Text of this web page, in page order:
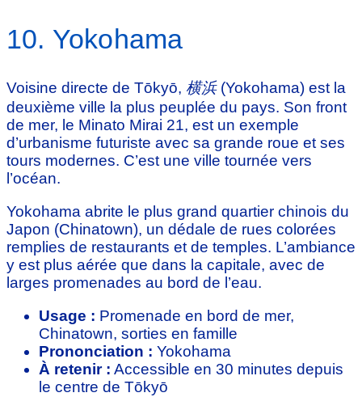
10. Yokohama
Voisine directe de Tōkyō, 横浜(Yokohama) est la
deuxième ville la plus peuplée du pays. Son front
de mer, le Minato Mirai 21, est un exemple
d’urbanisme futuriste avec sa grande roue et ses
tours modernes. C’est une ville tournée vers
l’océan.
Yokohama abrite le plus grand quartier chinois du
Japon (Chinatown), un dédale de rues colorées
remplies de restaurants et de temples. L’ambiance
y est plus aérée que dans la capitale, avec de
larges promenades au bord de l’eau.
Usage : Promenade en bord de mer,
Chinatown, sorties en famille
Prononciation : Yokohama
À retenir : Accessible en 30 minutes depuis
le centre de Tōkyō